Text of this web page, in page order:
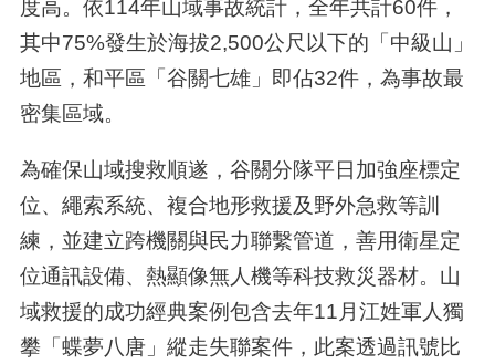
度高。依114年山域事故統計，全年共計60件，
其中75%發生於海拔2,500公尺以下的「中級山」
地區，和平區「谷關七雄」即佔32件，為事故最
密集區域。
為確保山域搜救順遂，谷關分隊平日加強座標定
位、繩索系統、複合地形救援及野外急救等訓
練，並建立跨機關與民力聯繫管道，善用衛星定
位通訊設備、熱顯像無人機等科技救災器材。山
域救援的成功經典案例包含去年11 月江姓軍人獨
攀「蝶夢八唐」縱走失聯案件，此案透過訊號比